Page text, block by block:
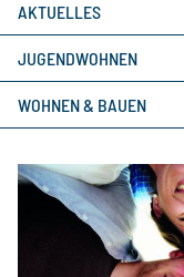
AKTUELLES
JUGENDWOHNEN
WOHNEN & BAUEN